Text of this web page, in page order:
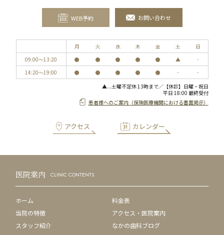
WEB予約 お問い合わせ
月 火 水 木 金 土
日
09:00〜13:20
● ● ● ● ● ▲
-
14:20〜19:00
● ● ● ● ● -
-
▲...土曜不定休 13時まで／【休診】日曜・祝日
平日 18:00 最終受付
患者様へのご案内（保険医療機関における書面掲示）
アクセス カレンダー
医院案内 CLINIC CONTENTS
ホーム
当院の特徴
スタッフ紹介
料金表
アクセス・医院案内
なかの歯科ブログ